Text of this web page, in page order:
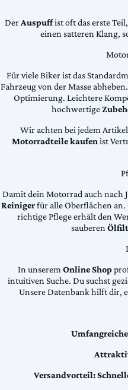
DerAuspuffist oft das erste
einen satteren Klang,
Für viele Biker ist das
Fahrzeug von der Masse
Optimierung. Leichtere
hochwertige
Wir achten bei jedem
Motorradteile kaufenist
Damit dein Motorrad auch nach
Reinigerfür alle Oberflächen
richtige Pflege erhält den
sauberen
In unseremOnline Shop
intuitiven Suche. Du suchst
Unsere Datenbank hilft dir,
Versandvorteil: